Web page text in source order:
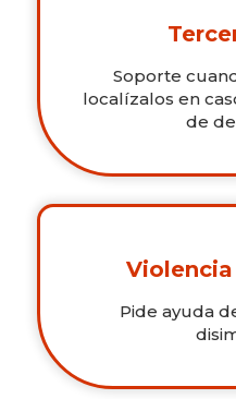
Soporte
localízalos en
de
Pide ayuda